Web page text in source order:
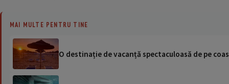
MAI MULTE PENTRU TINE
O destinație de vacanță spectaculoasă de pe